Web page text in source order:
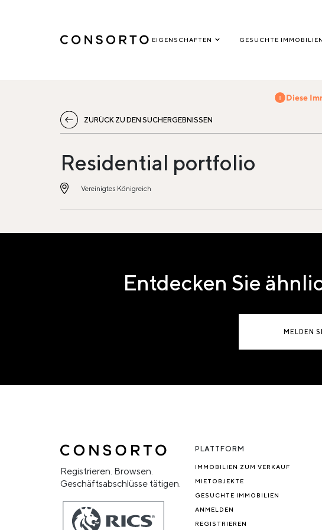
EIGENSCHAFTEN GESUCHTE IMMOBILIEN
Diese
ZURÜCK ZU DEN SUCHERGEBNISSEN
Residential portfolio
Vereinigtes Königreich
Entdecken Sie
MELDEN
Registrieren. Browsen.
Geschäftsabschlüsse tätigen.
PLATTFORM
IMMOBILIEN ZUM VERKAUF
MIETOBJEKTE
GESUCHTE IMMOBILIEN
ANMELDEN
REGISTRIEREN